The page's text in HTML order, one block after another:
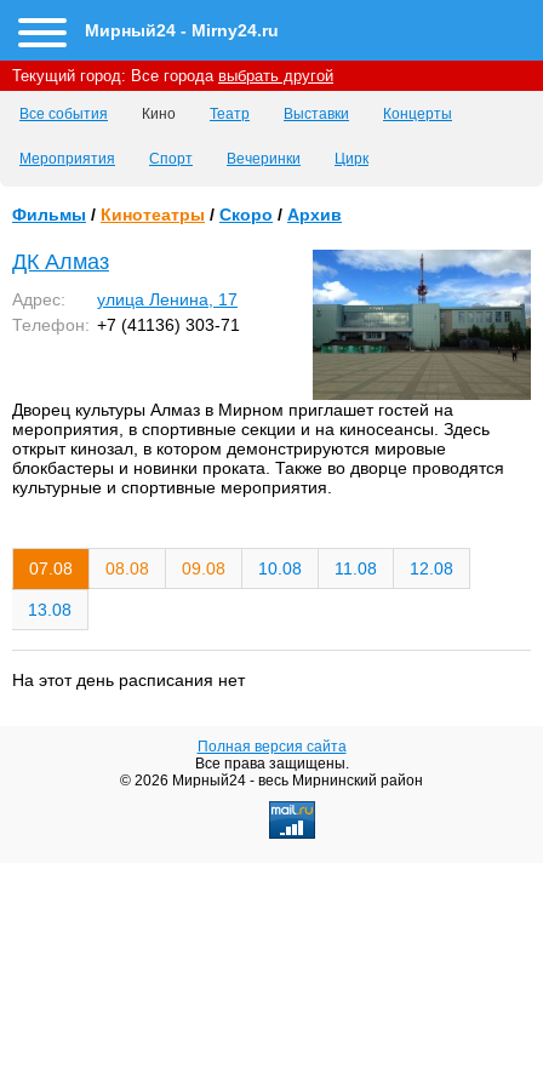
Мирный24 - Mirny24.ru
Текущий город: Все города выбрать другой
Все события Кино Театр Выставки Концерты
Мероприятия Спорт Вечеринки Цирк
Фильмы / Кинотеатры / Скоро / Архив
ДК Алмаз
Адрес:
улица Ленина, 17
Телефон: +7 (41136) 303-71
Дворец культуры Алмаз в Мирном приглашет гостей на
мероприятия, в спортивные секции и на киносеансы. Здесь
открыт кинозал, в котором демонстрируются мировые
блокбастеры и новинки проката. Также во дворце проводятся
культурные и спортивные мероприятия.
07.08 08.08 09.08 10.08 11.08 12.08
13.08
На этот день расписания нет
Полная версия сайта
Все права защищены.
© 2026 Мирный24 - весь Мирнинский район